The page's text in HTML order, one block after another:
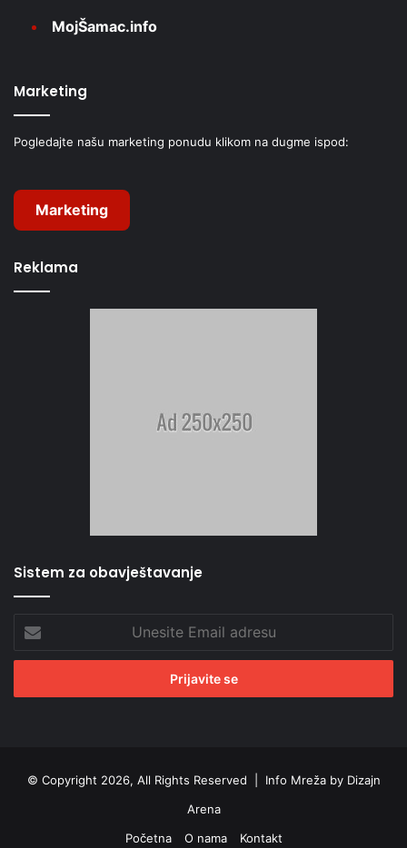
MojŠamac.info
Marketing
Pogledajte našu marketing ponudu klikom na dugme ispod:
Marketing
Reklama
Sistem za obavještavanje
Email
adresu
© Copyright 2026, All Rights Reserved | Info Mreža by Dizajn
Arena
Početna
O nama Kontakt